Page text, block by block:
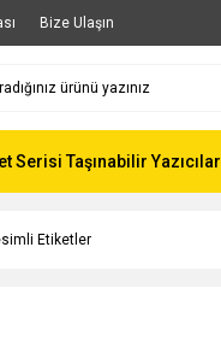
Bize Ulaşın
Serisi Taşınabilir Yazıcılar
Etiketler